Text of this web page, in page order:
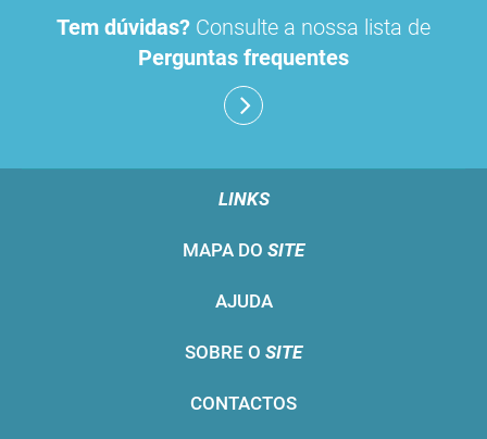
Tem dúvidas? Consulte a nossa lista de
Perguntas frequentes
LINKS
MAPA DO SITE
AJUDA
SOBRE O SITE
CONTACTOS